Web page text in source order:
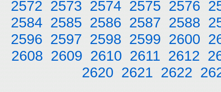
2572 2573 2574 2575 2576
2584 2585 2586 2587 2588
2596 2597 2598 2599 2600
2608 2609 2610 2611 2612
2620 2621 2622